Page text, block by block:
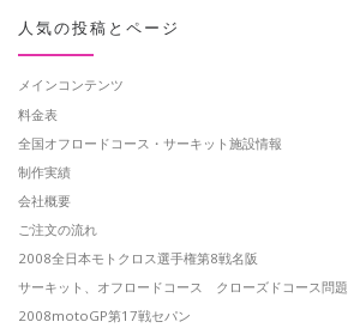
人気の投稿とページ
メインコンテンツ
料金表
全国オフロードコース・サーキット施設情報
制作実績
会社概要
ご注文の流れ
2008全日本モトクロス選手権第8戦名阪
サーキット、オフロードコース クローズドコース問題
2008motoGP第17戦セパン